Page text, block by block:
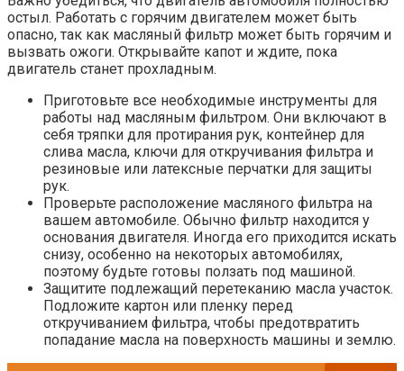
остыл. Работать с горячим двигателем может быть
опасно, так как масляный фильтр может быть горячим и
вызвать ожоги. Открывайте капот и ждите, пока
двигатель станет прохладным.
Приготовьте все необходимые инструменты для
работы над масляным фильтром. Они включают в
себя тряпки для протирания рук, контейнер для
слива масла, ключи для откручивания фильтра и
резиновые или латексные перчатки для защиты
рук.
Проверьте расположение масляного фильтра на
вашем автомобиле. Обычно фильтр находится у
основания двигателя. Иногда его приходится искать
снизу, особенно на некоторых автомобилях,
поэтому будьте готовы ползать под машиной.
Защитите подлежащий перетеканию масла участок.
Подложите картон или пленку перед
откручиванием фильтра, чтобы предотвратить
попадание масла на поверхность машины и землю.